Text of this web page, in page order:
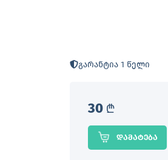
გარანტია 1 წელი
30 L
დამატება